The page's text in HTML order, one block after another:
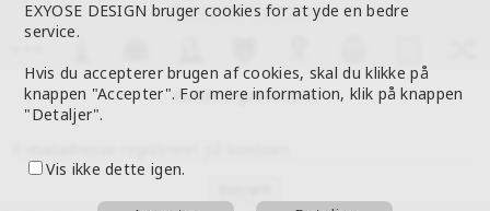
EXYOSE DESIGN bruger cookies for at yde en bedre
service.
Hvis du accepterer brugen af cookies, skal du klikke på
knappen "Accepter". For mere information, klik på knappen
"Detaljer".
Vis ikke dette igen.
Nulstil loginmetode